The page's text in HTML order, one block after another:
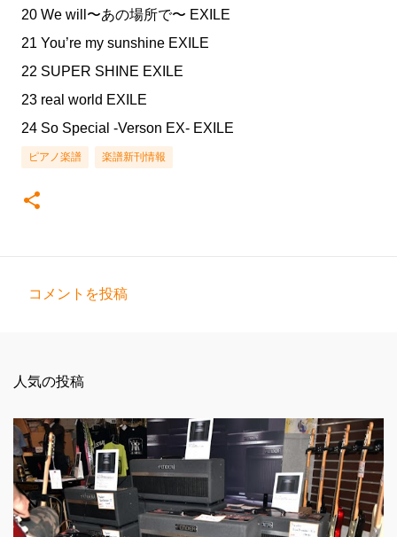
20 We will〜あの場所で〜 EXILE
21 You’re my sunshine EXILE
22 SUPER SHINE EXILE
23 real world EXILE
24 So Special ‐Verson EX‐ EXILE
ピアノ楽譜 楽譜新刊情報
ト
コメントを投稿
人気の投稿